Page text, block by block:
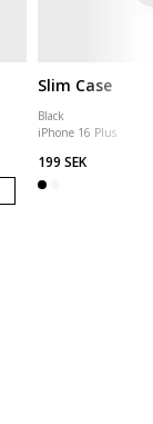
Slim Case
Black
iPhone 16 Plus
199 SEK